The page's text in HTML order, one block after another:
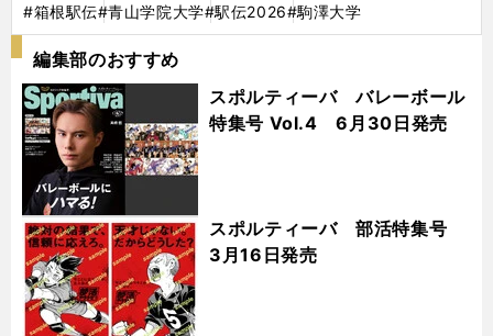
#箱根駅伝#青山学院大学#駅伝2026#駒澤大学
編集部のおすすめ
スポルティーバ バレーボール
特集号 Vol.4 6月30日発売
スポルティーバ 部活特集号
3月16日発売